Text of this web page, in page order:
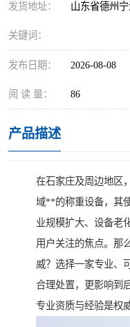
发货地址： 山东省德州
关键词：
发布日期： 2026-08-08
阅 读 量： 86
产品描述
在石家庄及周边地区
域**的称重设备，其
业规模扩大、设备老
用户关注的焦点。那
威？选择一家专业、
合理处置，更影响到
专业资质与经验是权